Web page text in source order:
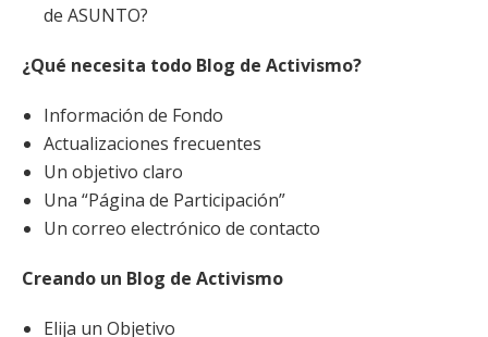
de ASUNTO?
¿Qué necesita todo Blog de Activismo?
Información de Fondo
Actualizaciones frecuentes
Un objetivo claro
Una “Página de Participación”
Un correo electrónico de contacto
Creando un Blog de Activismo
Elija un Objetivo